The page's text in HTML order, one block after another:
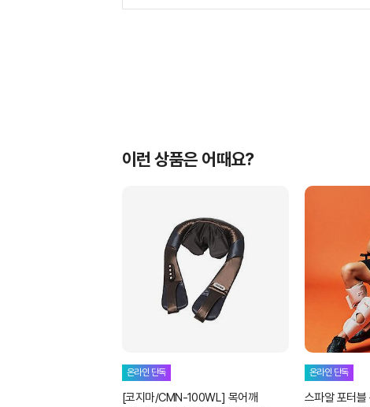
이런 상품은 어때요?
온라인 단독
[코지마/CMN-100WL] 목어깨
온라인 단독
스파알 포터